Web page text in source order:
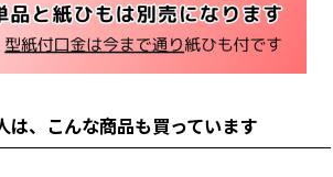
は、こんな商品も買っています